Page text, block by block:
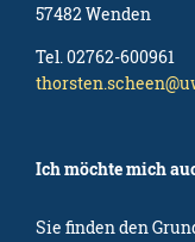
57482 Wenden
Tel. 02762-600961
Ich möchte mich
Sie finden den